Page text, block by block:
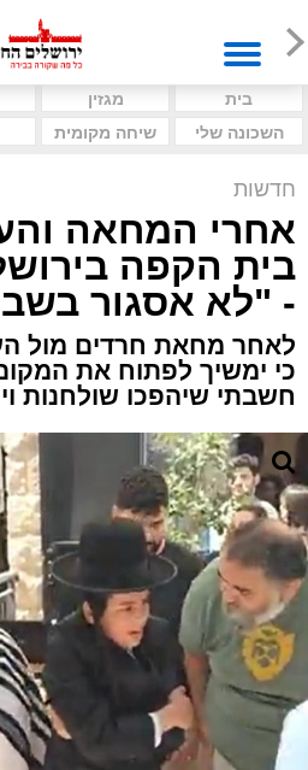
בית מגזין
השכונה שלי
שיחה מקומית
חדשות
אחרי המחאה
בית הקפה
- "לא אסגור
לאחר מחאת חרדים מול
כי ימשיך לפתוח את
חשבתי שיהפכו שולחנות